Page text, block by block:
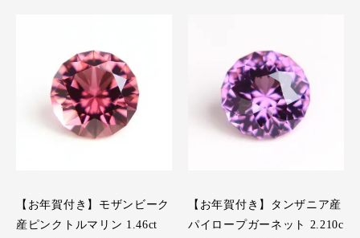
【お年賀付き】モザンビーク
産ピンクトルマリン 1.46ct
【お年賀付き】タンザニア産
パイロープガーネット 2.210c